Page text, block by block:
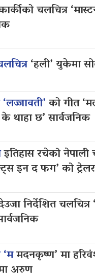
चलचित्र
‘हली’ युकेमा
को गीत
थाहा छ’ सार्वजनिक
इतिहास रचेको नेपाली
इन द फग’ को
निर्देशित
‘ममदनकृष्ण’ मा
अरुण